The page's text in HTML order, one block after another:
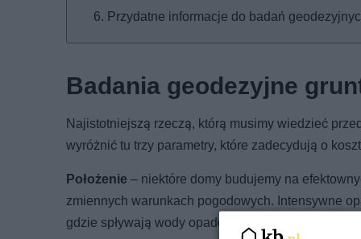
Przydatne informacje do badań
Badania geodezyjne
Najistotniejszą rzeczą, którą musimy wiedzieć
wyróżnić tu trzy parametry, które zadecydują o
Położenie – niektóre domy budujemy na
zmiennych warunkach pogodowych. Intensywne
gdzie spływają wody opadowe i jaki może być ich